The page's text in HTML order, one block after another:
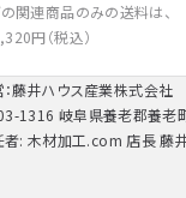
の関連商品のみの送料は、
円（税込）
藤井ハウス産業株式会社
1316 岐阜県養老郡養老
者: 木材加工.com 店長 藤